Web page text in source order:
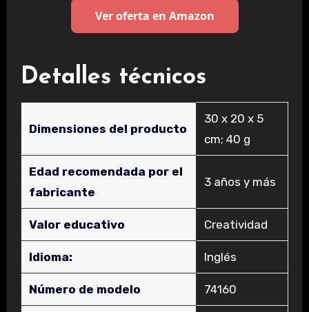
Ver oferta en Amazon
Detalles técnicos
Dimensiones del producto
‎30 x 20 x 5
cm; 40 g
Edad recomendada por el
fabricante
‎3 años y más
Valor educativo ‎Creatividad
Idioma: ‎Inglés
Número de modelo ‎74160